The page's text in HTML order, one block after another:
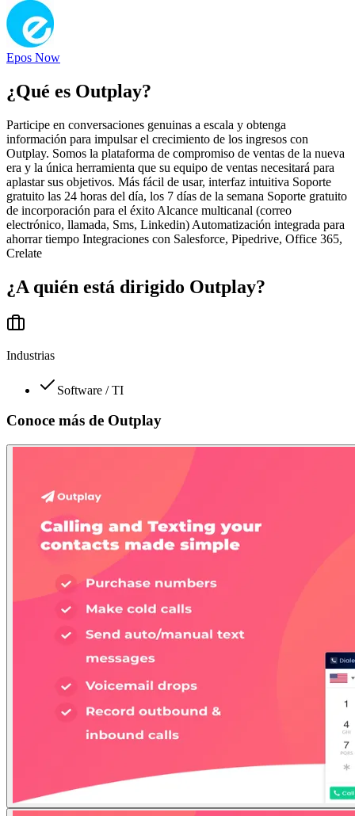
Epos Now
¿Qué es Outplay?
Participe en conversaciones genuinas a escala y obtenga
información para impulsar el crecimiento de los ingresos con
Outplay. Somos la plataforma de compromiso de ventas de la nueva
era y la única herramienta que su equipo de ventas necesitará para
aplastar sus objetivos. Más fácil de usar, interfaz intuitiva Soporte
gratuito las 24 horas del día, los 7 días de la semana Soporte gratuito
de incorporación para el éxito Alcance multicanal (correo
electrónico, llamada, Sms, Linkedin) Automatización integrada para
ahorrar tiempo Integraciones con Salesforce, Pipedrive, Office 365,
Crelate
¿A quién está dirigido Outplay?
Industrias
Software / TI
Conoce más de Outplay